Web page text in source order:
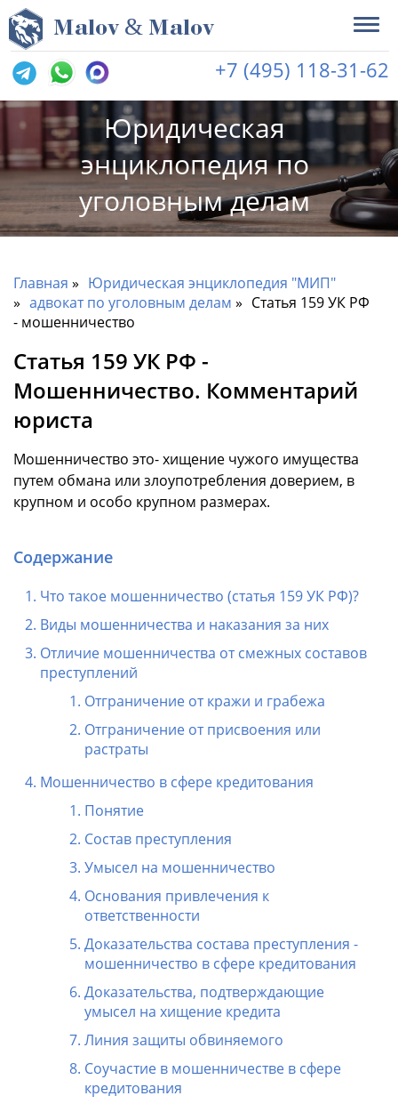
Malov & Malov
+7 (495) 118-31-62
Юридическая
энциклопедия по
уголовным делам
Главная
Юридическая энциклопедия "МИП"
адвокат по уголовным делам
Статья 159 УК РФ
- мошенничество
Статья 159 УК РФ -
Мошенничество. Комментарий
юриста
Мошенничество это- хищение чужого имущества
путем обмана или злоупотребления доверием, в
крупном и особо крупном размерах.
Содержание
Что такое мошенничество (статья 159 УК РФ)?
Виды мошенничества и наказания за них
Отличие мошенничества от смежных составов
преступлений
Отграничение от кражи и грабежа
Отграничение от присвоения или
растраты
Мошенничество в сфере кредитования
Понятие
Состав преступления
Умысел на мошенничество
Основания привлечения к
ответственности
Доказательства состава преступления -
мошенничество в сфере кредитования
Доказательства, подтверждающие
умысел на хищение кредита
Линия защиты обвиняемого
Соучастие в мошенничестве в сфере
кредитования